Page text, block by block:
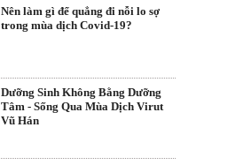
Nên làm gì để quẳng đi nỗi lo sợ
trong mùa dịch Covid-19?
Dưỡng Sinh Không Bằng Dưỡng
Tâm - Sống Qua Mùa Dịch Virut
Vũ Hán